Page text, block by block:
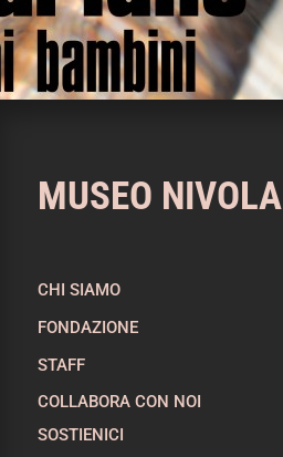
MUSEO NIVOLA
CHI SIAMO
FONDAZIONE
STAFF
COLLABORA CON NOI
SOSTIENICI